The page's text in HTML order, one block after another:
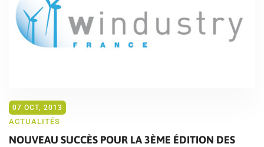
07 OCT, 2013
ACTUALITÉS
NOUVEAU SUCCÈS POUR LA 3ÈME ÉDITION DES